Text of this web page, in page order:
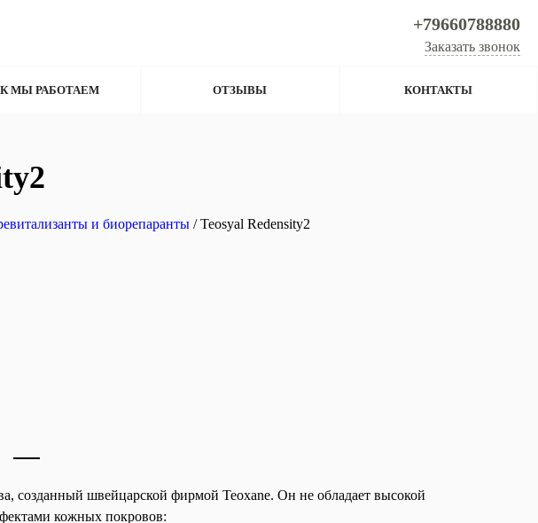
+79660788880
Заказать звонок
МЫ РАБОТАЕМ ОТЗЫВЫ КОНТАКТЫ
и биорепаранты / Teosyal Redensity2
созданный швейцарской фирмой Teoxane. Он не обладает высокой
кожных покровов: